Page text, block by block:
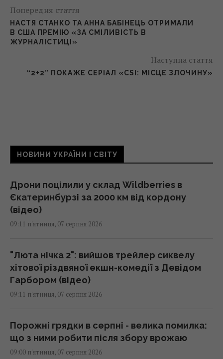
Попередня стаття
НАСТЯ СТАНКО ТА АННА БАБІНЕЦЬ ОТРИМАЛИ
В США ПРЕМІЮ «ЗА СМІЛИВІСТЬ В
ЖУРНАЛІСТИЦІ»
Наступна стаття
“2+2” ПОКАЖЕ СЕРІАЛ «CSI: МІСЦЕ ЗЛОЧИНУ»
НОВИНИ УКРАЇНИ І СВІТУ
Дрони поцілили у склад Wildberries в
Єкатеринбурзі за 2000 км від кордону
(відео)
09:11 п'ятниця, 07 серпня 2026
"Люта нічка 2": вийшов трейлер сиквелу
хітової різдвяної екшн-комедії з Девідом
Гарбором (відео)
09:11 п'ятниця, 07 серпня 2026
Порожні грядки в серпні - велика помилка:
що з ними робити після збору врожаю
09:00 п'ятниця, 07 серпня 2026